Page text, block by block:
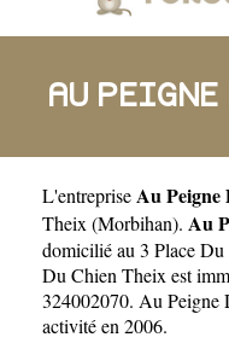
AU
L'entrepriseAu
Theix (Morbihan). Au
domicilié au 3 Place
Du Chien Theix est
324002070. Au Peigne
activité en 2006.